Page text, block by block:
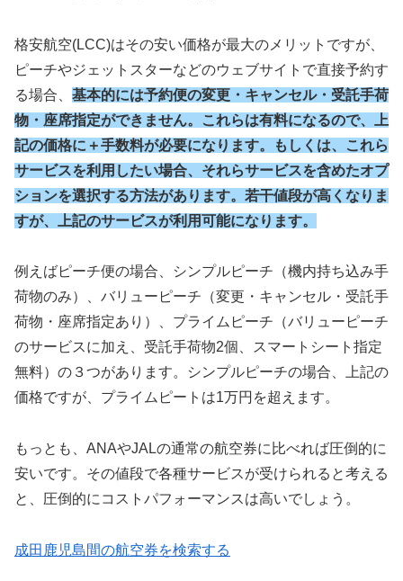
格安航空(LCC)はその安い価格が最大のメリットですが、
ピーチやジェットスターなどのウェブサイトで直接予約す
る場合、 基本的には予約便の変更・キャンセル・受託手荷
物・座席指定ができません。これらは有料になるので、上
記の価格に＋手数料が必要になります。もしくは、これら
サービスを利用したい場合、それらサービスを含めたオプ
ションを選択する方法があります。若干値段が高くなりま
すが、上記のサービスが利用可能になります。
例えばピーチ便の場合、シンプルピーチ（機内持ち込み手
荷物のみ）、バリューピーチ（変更・キャンセル・受託手
荷物・座席指定あり）、プライムピーチ（バリューピーチ
のサービスに加え、受託手荷物2個、スマートシート指定
無料）の３つがあります。シンプルピーチの場合、上記の
価格ですが、プライムピートは1万円を超えます。
もっとも、ANAやJALの通常の航空券に比べれば圧倒的に
安いです。その値段で各種サービスが受けられると考える
と、圧倒的にコストパフォーマンスは高いでしょう。
成田鹿児島間の航空券を検索する